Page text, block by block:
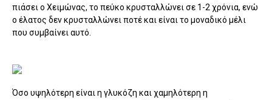
πιάσει ο Χειμώνας, το πεύκο κρυσταλλώνει σε 1-2 χρόνια, ενώ
ο έλατος δεν κρυσταλλώνει ποτέ και είναι το μοναδικό μέλι
που συμβαίνει αυτό.
Όσο υψηλότερη είναι η γλυκόζη και χαμηλότερη η